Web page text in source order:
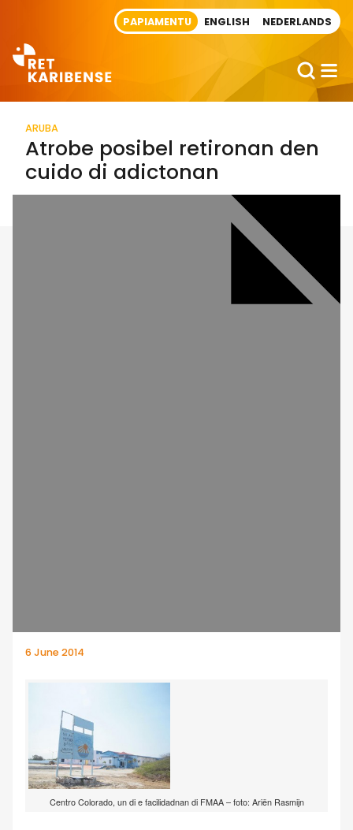
PAPIAMENTU ENGLISH NEDERLANDS
ARUBA
Atrobe posibel retironan den
cuido di adictonan
6 June 2014
Centro Colorado, un di e facilidadnan di FMAA – foto: Ariën Rasmijn